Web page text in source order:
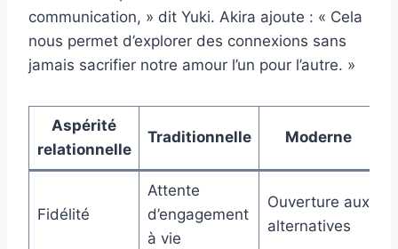
communication, » dit Yuki. Akira ajoute : « Cela
nous permet d’explorer des connexions sans
jamais sacrifier notre amour l’un pour l’autre. »
Aspérité
relationnelle
Traditionnelle Moderne
Fidélité
Attente
d’engagement
à vie
Ouverture aux
alternatives